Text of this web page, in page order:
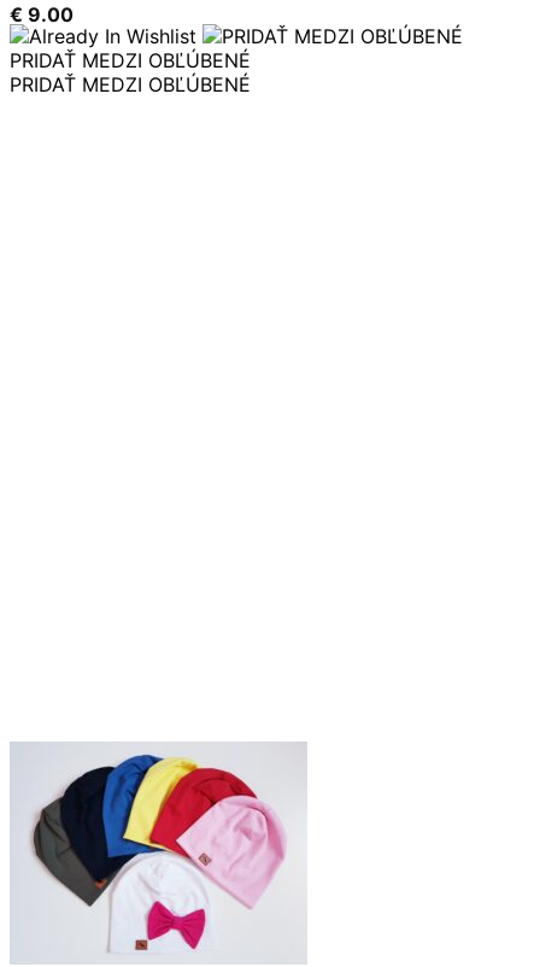
€ 9.00
PRIDAŤ MEDZI OBĽÚBENÉ
PRIDAŤ MEDZI OBĽÚBENÉ